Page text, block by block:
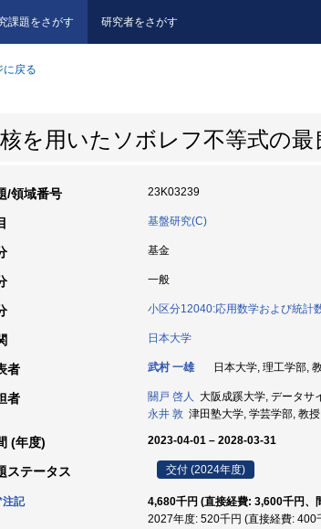
課題をさがす 研究者をさがす
に戻る
を用いたソボレフ不等式の
/領域番号 23K03239
基盤研究(C)
基金
一般
小区分12040:応用数学および統計
日本大学
者 武村 一雄 日本大学, 理工学部,
者 關戸 啓人 大阪成蹊大学, データサ
永井 敦 津田塾大学, 学芸学部, 教
(年度) 2023-04-01 – 2028-03-31
ステータス 交付 (2024年度)
注記
4,680千円 (直接経費: 3,600千円、
2027年度: 520千円 (直接経費: 400